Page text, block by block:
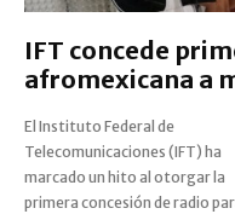
IFT concede
afromexicana a
El Instituto Federal de
Telecomunicaciones (IFT) ha
marcado un hito al otorgar la
primera concesión de radio
mujeres en Oaxaca. La estación,
potencialmente conocida como
“Voces afromexicanas 107.3 FM”,
será operada por